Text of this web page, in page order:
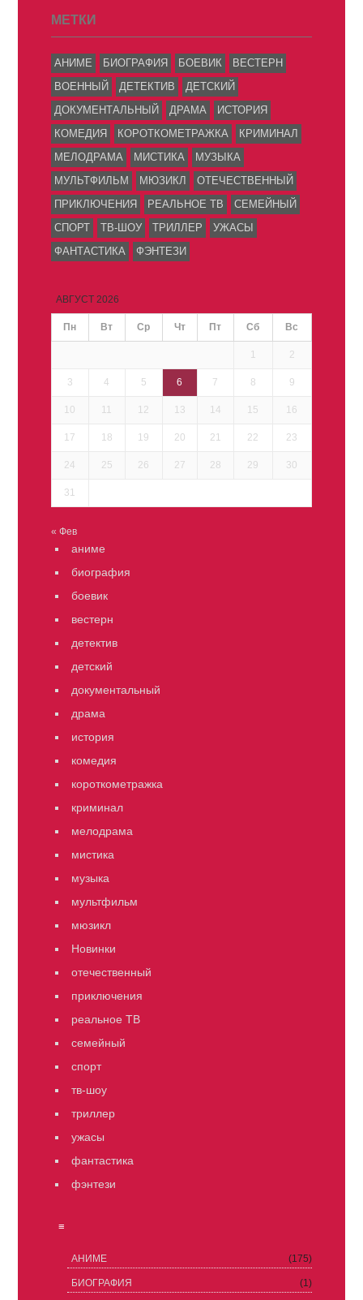
МЕТКИ
АНИМЕ БИОГРАФИЯ БОЕВИК
ВЕСТЕРН
ВОЕННЫЙ
ДЕТЕКТИВ
ДЕТСКИЙ
ДОКУМЕНТАЛЬНЫЙ
ДРАМА
ИСТОРИЯ
КОМЕДИЯ
КОРОТКОМЕТРАЖКА
КРИМИНАЛ
МЕЛОДРАМА
МИСТИКА
МУЗЫКА
МУЛЬТФИЛЬМ
МЮЗИКЛ
ОТЕЧЕСТВЕННЫЙ
ПРИКЛЮЧЕНИЯ
РЕАЛЬНОЕ ТВ
СЕМЕЙНЫЙ
СПОРТ
ТВ-ШОУ ТРИЛЛЕР
УЖАСЫ
ФАНТАСТИКА
ФЭНТЕЗИ
АВГУСТ 2026
Пн Вт Ср Чт Пт Сб Вс
1 2
3 4 5 6 7 8 9
10 11 12 13 14 15 16
17 18 19 20 21 22 23
24 25 26 27 28 29 30
31
« Фев
аниме
биография
боевик
вестерн
детектив
детский
документальный
драма
история
комедия
короткометражка
криминал
мелодрама
мистика
музыка
мультфильм
мюзикл
Новинки
отечественный
приключения
реальное ТВ
семейный
спорт
тв-шоу
триллер
ужасы
фантастика
фэнтези
≡
АНИМЕ (175)
БИОГРАФИЯ (1)